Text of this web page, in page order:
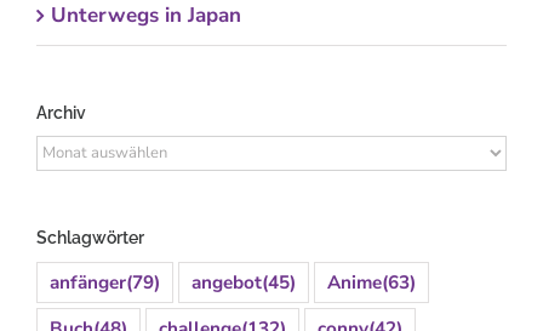
Unterwegs in Japan
Archiv
Archiv
Schlagwörter
anfänger(79) angebot(45) Anime(63)